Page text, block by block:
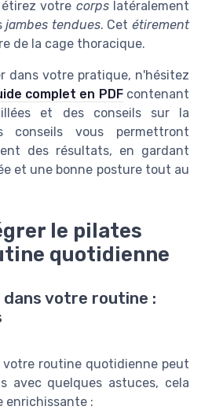
votre corpslatéralement
jambes tendues. Cetétirement
de la cage thoracique.
dans votre pratique, n'hésitez
complet en PDFcontenant
et des conseils sur la
conseils vous permettront
des résultats, en gardant
et une bonne posture tout au
le pilates
quotidienne
votre routine :
routine quotidienne peut
avec quelques astuces, cela
enrichissante :